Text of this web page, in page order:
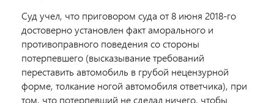
Суд учел, что приговором суда от 8 июня 2018-го
достоверно установлен факт аморального и
противоправного поведения со стороны
потерпевшего (высказывание требований
переставить автомобиль в грубой нецензурной
форме, толкание ногой автомобиля ответчика), при
том, что потерпевший не сделал ничего, чтобы